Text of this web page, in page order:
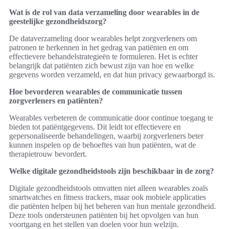
Wat is de rol van data verzameling door wearables in de
geestelijke gezondheidszorg?
De dataverzameling door wearables helpt zorgverleners om
patronen te herkennen in het gedrag van patiënten en om
effectievere behandelstrategieën te formuleren. Het is echter
belangrijk dat patiënten zich bewust zijn van hoe en welke
gegevens worden verzameld, en dat hun privacy gewaarborgd is.
Hoe bevorderen wearables de communicatie tussen
zorgverleners en patiënten?
Wearables verbeteren de communicatie door continue toegang te
bieden tot patiëntgegevens. Dit leidt tot effectievere en
gepersonaliseerde behandelingen, waarbij zorgverleners beter
kunnen inspelen op de behoeftes van hun patiënten, wat de
therapietrouw bevordert.
Welke digitale gezondheidstools zijn beschikbaar in de zorg?
Digitale gezondheidstools omvatten niet alleen wearables zoals
smartwatches en fitness trackers, maar ook mobiele applicaties
die patiënten helpen bij het beheren van hun mentale gezondheid.
Deze tools ondersteunen patiënten bij het opvolgen van hun
voortgang en het stellen van doelen voor hun welzijn.